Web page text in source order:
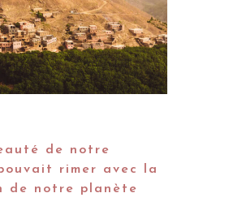
de notre
rimer avec la
de notre planète